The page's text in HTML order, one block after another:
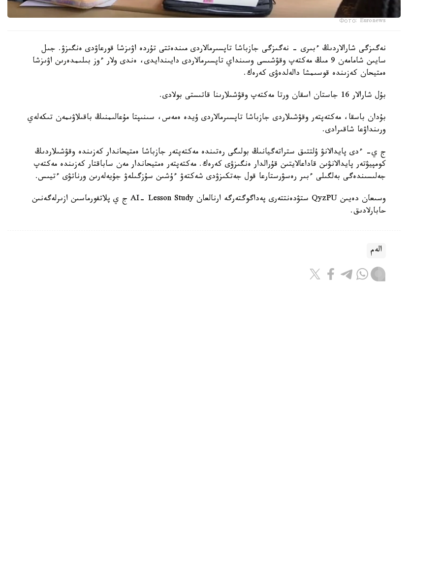
Фото: Euronews
نەگىزگى شارالاردىڭ ءبىرى - نەگىزگى جازباشا تاپسىرمالاردى مىندەتتى تۇردە اۋىزشا قورعاۋدى ەنگىزۋ. جىل
سايىن شامامەن 9 مىڭ مەكتەپ وقۋشىسى وسىنداي تاپسىرمالاردى دايىندايدى، ەندى ولار ءوز بىلىمدەرىن اۋىزشا
ەمتيحان كەزىندە قوسىمشا دالەلدەۋى كەرەك.
بۇل شارالار 16 جاستان اسقان ورتا مەكتەپ وقۋشىلارىنا قاتىستى بولادى.
بۇدان باسقا، مەكتەپتەر وقۋشىلاردى جازباشا تاپسىرمالاردى ۇيدە ەمەس، سىنىپتا مۇعالىمنىڭ باقىلاۋىمەن تىكەلەي
ورىنداۋعا شاقىرادى.
ج ي- ءدى پايدالانۋ ۇلتتىق ستراتەگيانىڭ بولىگى رەتىندە مەكتەپتەر جازباشا ەمتيحاندار كەزىندە وقۋشىلاردىڭ
كومپيۋتەر پايدالانۋىن قاداعالايتىن قۇرالدار ەنگىزۋى كەرەك. مەكتەپتەر ەمتيحاندار مەن ساباقتار كەزىندە مەكتەپ
جەلىسىندەگى بەلگىلى ءبىر رەسۋرستارعا قول جەتكىزۋدى شەكتەۋ ءۇشىن سۇزگىلەۋ جۇيەلەرىن ورناتۋى ءتيىس.
وسىعان دەيىن QyzPU ستۋدەنتتەرى پەداگوگتەرگە ارنالعان AI- Lesson Study ج ي پلاتفورماسىن ازىرلەگەنىن
حابارلادىق.
الەم